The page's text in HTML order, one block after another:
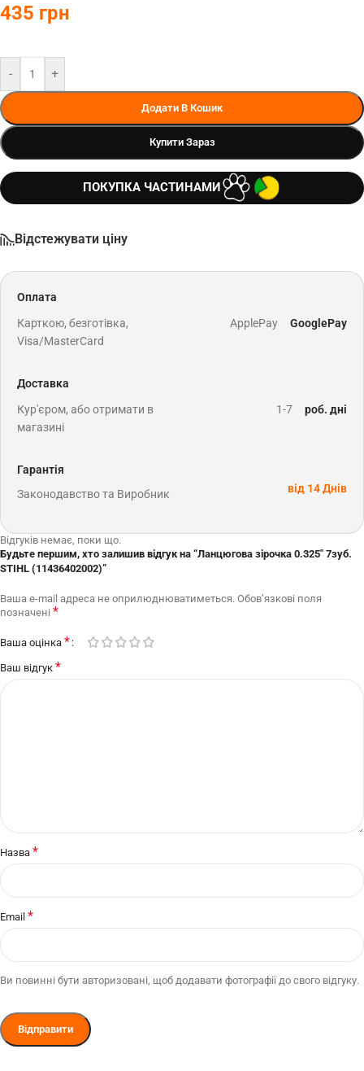
435 грн
- +
Додати В Кошик
Купити Зараз
ПОКУПКА ЧАСТИНАМИ
Відстежувати ціну
Оплата
Карткою, безготівка,
Visa/MasterCard
ApplePay GooglePay
Доставка
Кур'єром, або отримати в
магазині
1-7 роб. дні
Гарантія
Законодавство та Виробник
від 14 Днів
Відгуків немає, поки що.
Будьте першим, хто залишив відгук на “Ланцюгова зірочка 0.325″ 7зуб.
STIHL (11436402002)”
Ваша e-mail адреса не оприлюднюватиметься. Обов’язкові поля
позначені *
Ваша оцінка *
Ваш відгук *
Назва *
Email *
Ви повинні бути авторизовані, щоб додавати фотографії до свого відгуку.